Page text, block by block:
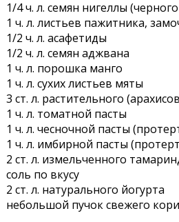
1/4 ч. л. семян нигеллы
1 ч. л. листьев пажитника,
1/2 ч. л. асафетиды
1/2 ч. л. семян аджвана
1 ч. л. порошка манго
1 ч. л. сухих листьев мяты
3 ст. л. растительного
1 ч. л. томатной пасты
1 ч. л. чесночной пасты
1 ч. л. имбирной пасты
2 ст. л. измельченного
соль по вкусу
2 ст. л. натурального йогурта
небольшой пучок свежего